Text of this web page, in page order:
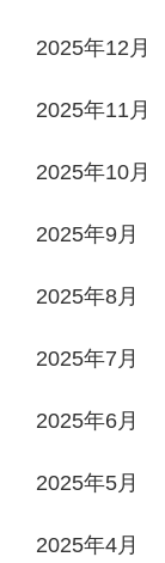
2025年12月
2025年11月
2025年10月
2025年9月
2025年8月
2025年7月
2025年6月
2025年5月
2025年4月